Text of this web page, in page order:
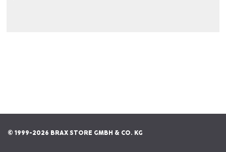
© 1999-2026 BRAX STORE GMBH & CO. KG